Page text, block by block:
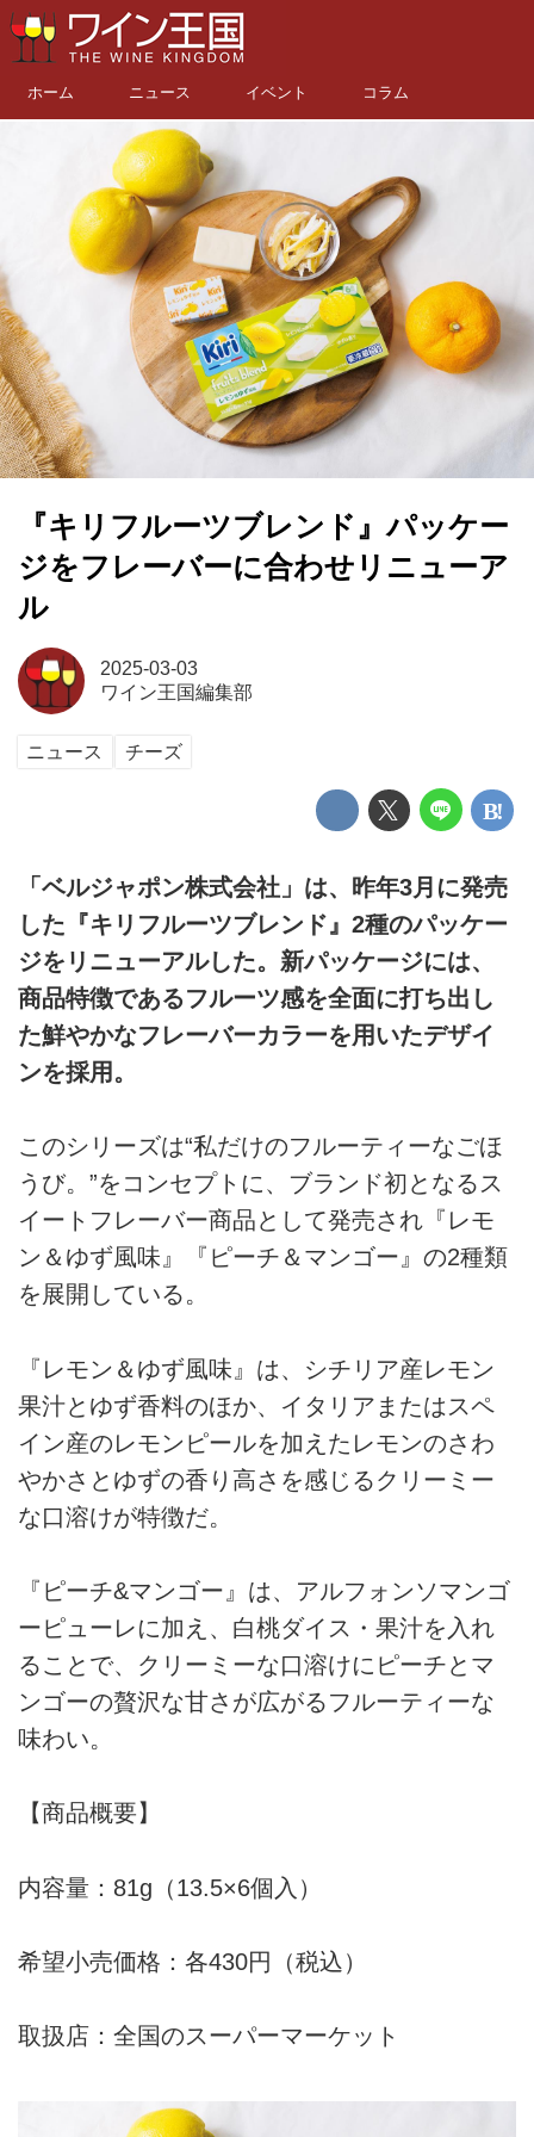
ホーム ニュース イベント コラム
『キリフルーツブレンド』パッケー
ジをフレーバーに合わせリニューア
ル
2025-03-03
ワイン王国編集部
ニュース チーズ
「ベルジャポン株式会社」は、昨年3月に発売
した『キリフルーツブレンド』2種のパッケー
ジをリニューアルした。新パッケージには、
商品特徴であるフルーツ感を全面に打ち出し
た鮮やかなフレーバーカラーを用いたデザイ
ンを採用。
このシリーズは“私だけのフルーティーなごほ
うび。”をコンセプトに、ブランド初となるス
イートフレーバー商品として発売され『レモ
ン＆ゆず風味』『ピーチ＆マンゴー』の2種類
を展開している。
『レモン＆ゆず風味』は、シチリア産レモン
果汁とゆず香料のほか、イタリアまたはスペ
イン産のレモンピールを加えたレモンのさわ
やかさとゆずの香り高さを感じるクリーミー
な口溶けが特徴だ。
『ピーチ&マンゴー』は、アルフォンソマンゴ
ーピューレに加え、白桃ダイス・果汁を入れ
ることで、クリーミーな口溶けにピーチとマ
ンゴーの贅沢な甘さが広がるフルーティーな
味わい。
【商品概要】
内容量：81g（13.5×6個入）
希望小売価格：各430円（税込）
取扱店：全国のスーパーマーケット